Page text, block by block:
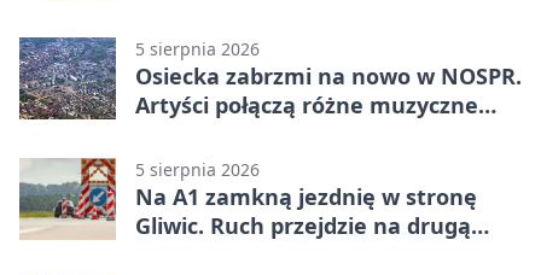
5 sierpnia 2026
Osiecka zabrzmi na nowo w NOSPR.
Artyści połączą różne muzyczne
5 sierpnia 2026
Na A1 zamkną jezdnię w stronę
Gliwic. Ruch przejdzie na drugą